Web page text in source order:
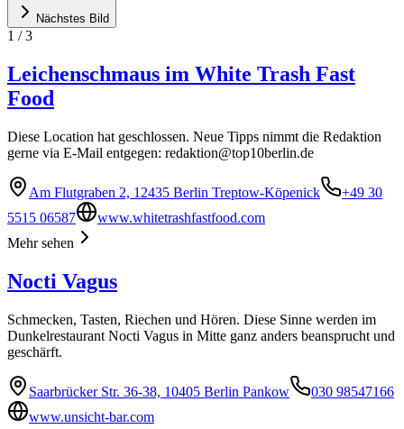
Nächstes Bild
1 /3
Leichenschmaus im White Trash Fast
Food
Diese Location hat geschlossen. Neue Tipps nimmt die Redaktion
gerne via E-Mail entgegen: redaktion@top10berlin.de
Am Flutgraben 2, 12435 Berlin Treptow-Köpenick
+49 30
5515 06587
www.whitetrashfastfood.com
Mehr sehen
Nocti Vagus
Schmecken, Tasten, Riechen und Hören. Diese Sinne werden im
Dunkelrestaurant Nocti Vagus in Mitte ganz anders beansprucht und
geschärft.
Saarbrücker Str. 36-38, 10405 Berlin Pankow
030 98547166
www.unsicht-bar.com